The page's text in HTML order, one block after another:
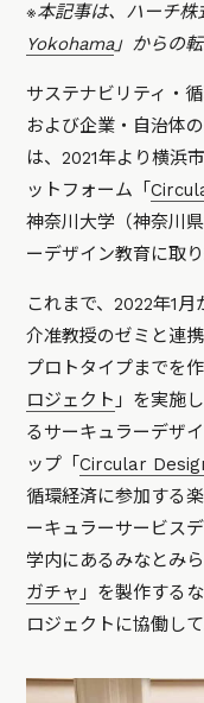
※本記事は、ハーチ
Yokohama」からの
サステナビリティ・
および企業・自治体
は、2021年より横浜
ットフォーム「
神奈川大学（神奈川
ーデザイン教育に取り
これまで、2022年1
介准教授のゼミと連
プロトタイプまでを
ロジェクト 」を実施
るサーキュラーデザ
ップ「Circular
循環経済に参加する
ーキュラーサービス
学内にあるみなとみ
ガチャ 」を製作する
ロジェクトに協働し